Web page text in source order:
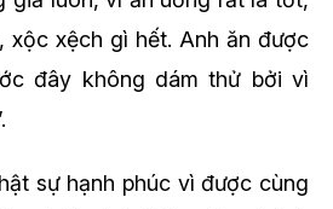
xộc xệch gì hết. Anh ăn được
đây không dám thử bởi vì
sự hạnh phúc vì được cùng